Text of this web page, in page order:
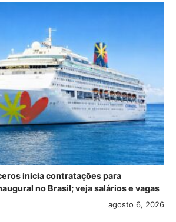
inicia contratações para
no Brasil; veja salários e vagas
agosto 6, 2026